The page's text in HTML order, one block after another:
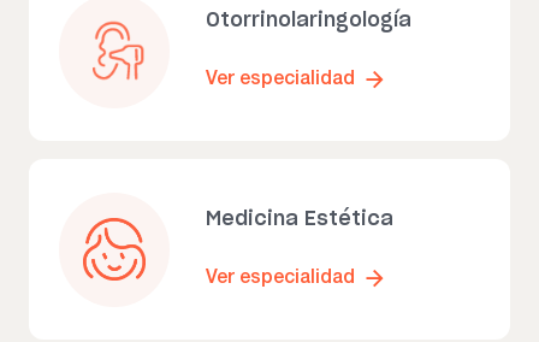
Otorrinolaringología
Ver especialidad
Medicina Estética
Ver especialidad